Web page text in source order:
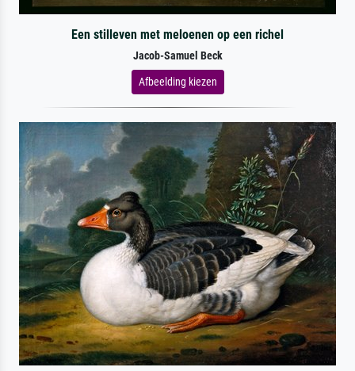
Een stilleven met meloenen op een richel
Jacob-Samuel Beck
Afbeelding kiezen